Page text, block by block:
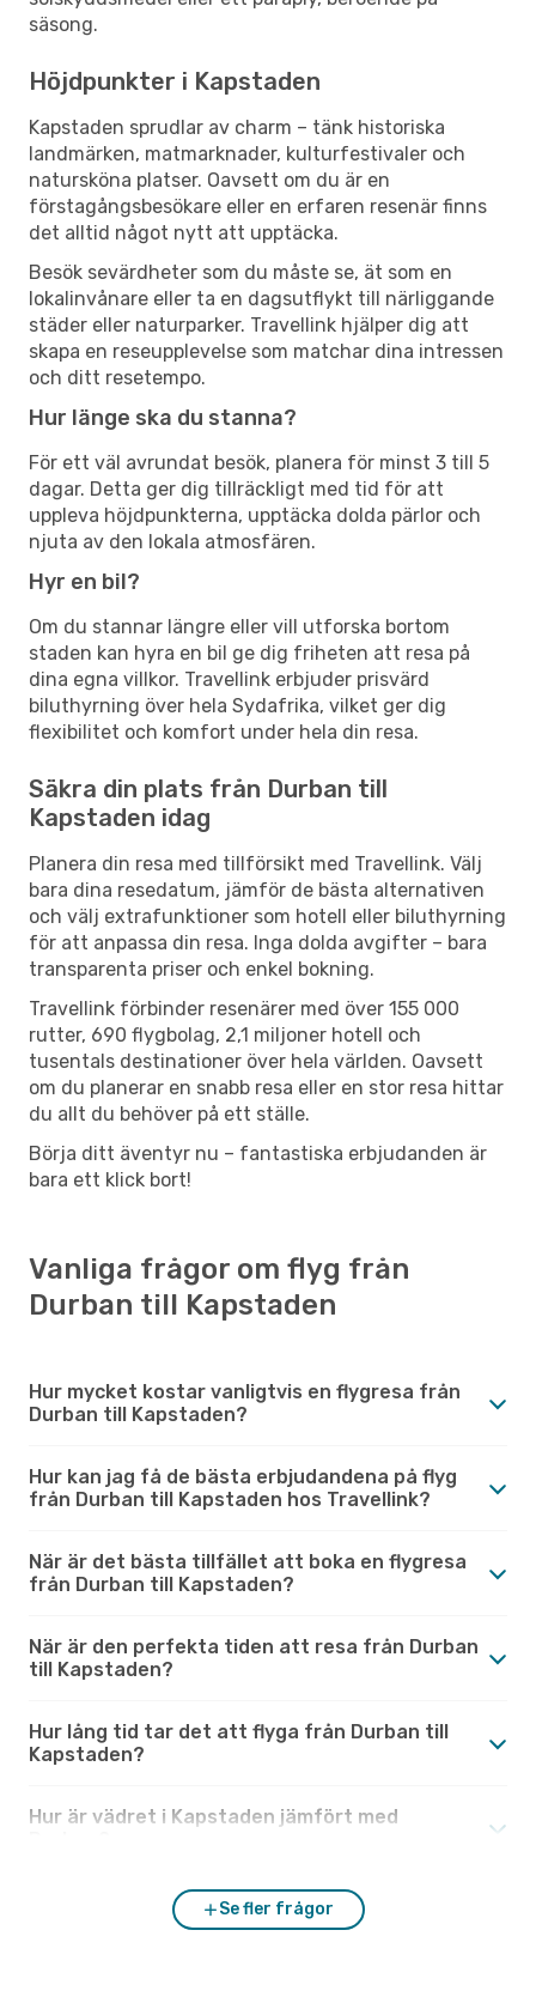
säsong.
Höjdpunkter i Kapstaden
Kapstaden sprudlar av charm – tänk historiska
landmärken, matmarknader, kulturfestivaler och
natursköna platser. Oavsett om du är en
förstagångsbesökare eller en erfaren resenär finns
det alltid något nytt att upptäcka.
Besök sevärdheter som du måste se, ät som en
lokalinvånare eller ta en dagsutflykt till närliggande
städer eller naturparker. Travellink hjälper dig att
skapa en reseupplevelse som matchar dina intressen
och ditt resetempo.
Hur länge ska du stanna?
För ett väl avrundat besök, planera för minst 3 till 5
dagar. Detta ger dig tillräckligt med tid för att
uppleva höjdpunkterna, upptäcka dolda pärlor och
njuta av den lokala atmosfären.
Hyr en bil?
Om du stannar längre eller vill utforska bortom
staden kan hyra en bil ge dig friheten att resa på
dina egna villkor. Travellink erbjuder prisvärd
biluthyrning över hela Sydafrika, vilket ger dig
flexibilitet och komfort under hela din resa.
Säkra din plats från Durban till
Kapstaden idag
Planera din resa med tillförsikt med Travellink. Välj
bara dina resedatum, jämför de bästa alternativen
och välj extrafunktioner som hotell eller biluthyrning
för att anpassa din resa. Inga dolda avgifter – bara
transparenta priser och enkel bokning.
Travellink förbinder resenärer med över 155 000
rutter, 690 flygbolag, 2,1 miljoner hotell och
tusentals destinationer över hela världen. Oavsett
om du planerar en snabb resa eller en stor resa hittar
du allt du behöver på ett ställe.
Börja ditt äventyr nu – fantastiska erbjudanden är
bara ett klick bort!
Vanliga frågor om flyg från
Durban till Kapstaden
Hur mycket kostar vanligtvis en flygresa från
Durban till Kapstaden?
Hur kan jag få de bästa erbjudandena på flyg
från Durban till Kapstaden hos Travellink?
När är det bästa tillfället att boka en flygresa
från Durban till Kapstaden?
När är den perfekta tiden att resa från Durban
till Kapstaden?
Hur lång tid tar det att flyga från Durban till
Kapstaden?
Hur är vädret i Kapstaden jämfört med
Se fler frågor